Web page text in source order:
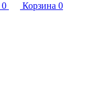
0 Корзина 0